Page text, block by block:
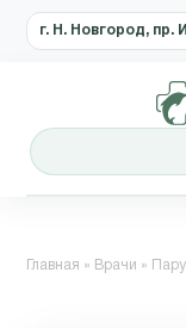
г. Н. Новгород, пр.
Главная » Врачи »